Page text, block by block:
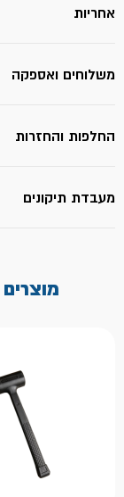
אחריות
משלוחים ואספקה
החלפות והחזרות
מעבדת תיקונים
מוצרים